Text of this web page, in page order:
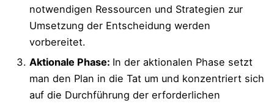
Beratung
Beispiel: Verbesserung des Selbst- und
blueprints-Pareto-Tipp: Rubikon-Methode
notwendigen Ressourcen und Strategien zur
Umsetzung der Entscheidung werden
vorbereitet.
Aktionale Phase: In der aktionalen Phase setzt
man den Plan in die Tat um und konzentriert sich
auf die Durchführung der erforderlichen